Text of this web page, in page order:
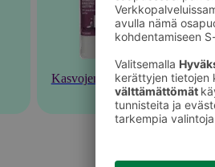
Kasvojenhoito